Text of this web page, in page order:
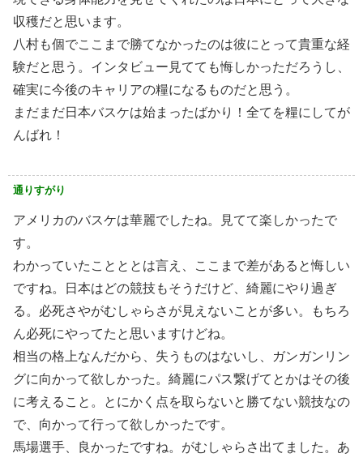
収穫だと思います。
八村も個でここまで勝てなかったのは彼にとって貴重な経
験だと思う。インタビュー見てても悔しかっただろうし、
確実に今後のキャリアの糧になるものだと思う。
まだまだ日本バスケは始まったばかり！全てを糧にしてが
んばれ！
通りすがり
アメリカのバスケは華麗でしたね。見てて楽しかったで
す。
わかっていたことととは言え、ここまで差があると悔しい
ですね。日本はどの競技もそうだけど、綺麗にやり過ぎ
る。必死さやがむしゃらさが見えないことが多い。もちろ
ん必死にやってたと思いますけどね。
相当の格上なんだから、失うものはないし、ガンガンリン
グに向かって欲しかった。綺麗にパス繋げてとかはその後
に考えること。とにかく点を取らないと勝てない競技なの
で、向かって行って欲しかったです。
馬場選手、良かったですね。がむしゃらさ出てました。あ